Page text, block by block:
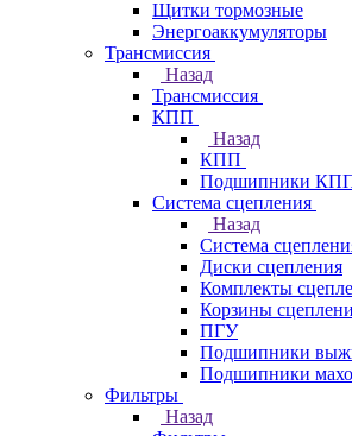
Щитки тормозные
Энергоаккумуляторы
Трансмиссия
Назад
Трансмиссия
КПП
Назад
КПП
Подшипники
Система сцепления
Назад
Система
Диски сцепления
Комплекты
Корзины
ПГУ
Подшипники
Подшипники
Фильтры
Назад